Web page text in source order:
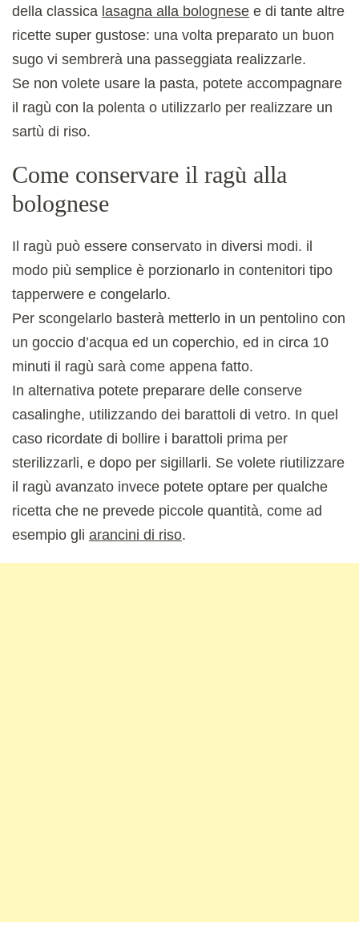
della classica lasagna alla bolognese e di tante altre
ricette super gustose: una volta preparato un buon
sugo vi sembrerà una passeggiata realizzarle.
Se non volete usare la pasta, potete accompagnare
il ragù con la polenta o utilizzarlo per realizzare un
sartù di riso.
Come conservare il ragù alla
bolognese
Il ragù può essere conservato in diversi modi. il
modo più semplice è porzionarlo in contenitori tipo
tapperwere e congelarlo.
Per scongelarlo basterà metterlo in un pentolino con
un goccio d’acqua ed un coperchio, ed in circa 10
minuti il ragù sarà come appena fatto.
In alternativa potete preparare delle conserve
casalinghe, utilizzando dei barattoli di vetro. In quel
caso ricordate di bollire i barattoli prima per
sterilizzarli, e dopo per sigillarli. Se volete riutilizzare
il ragù avanzato invece potete optare per qualche
ricetta che ne prevede piccole quantità, come ad
esempio gli arancini di riso.